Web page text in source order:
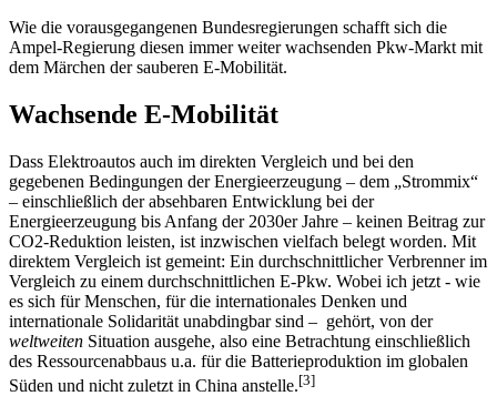
Wie die vorausgegangenen Bundesregierungen schafft sich die
Ampel-Regierung diesen immer weiter wachsenden Pkw-Markt mit
dem Märchen der sauberen E-Mobilität.
Wachsende E-Mobilität
Dass Elektroautos auch im direkten Vergleich und bei den
gegebenen Bedingungen der Energieerzeugung – dem „Strommix“
– einschließlich der absehbaren Entwicklung bei der
Energieerzeugung bis Anfang der 2030er Jahre – keinen Beitrag zur
CO2-Reduktion leisten, ist inzwischen vielfach belegt worden. Mit
direktem Vergleich ist gemeint: Ein durchschnittlicher Verbrenner im
Vergleich zu einem durchschnittlichen E-Pkw. Wobei ich jetzt - wie
es sich für Menschen, für die internationales Denken und
internationale Solidarität unabdingbar sind – gehört, von der
weltweiten Situation ausgehe, also eine Betrachtung einschließlich
des Ressourcenabbaus u.a. für die Batterieproduktion im globalen
Süden und nicht zuletzt in China anstelle.[3]